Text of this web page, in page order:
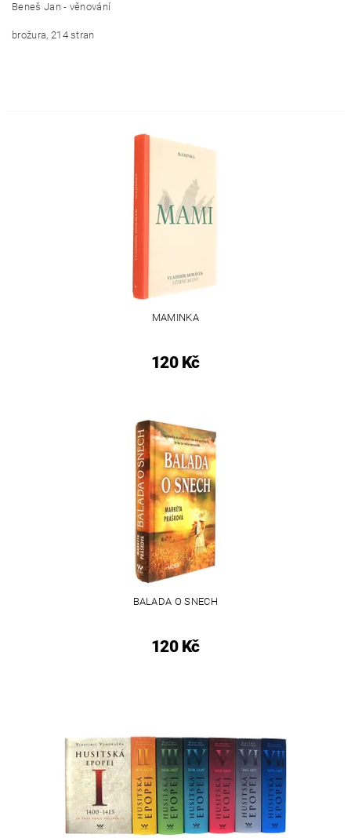
Beneš Jan - věnování
brožura, 214 stran
MAMINKA
120 Kč
BALADA O SNECH
120 Kč